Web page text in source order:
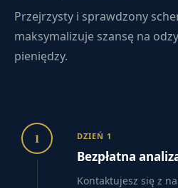
Przejrzysty i sprawdzony
maksymalizuje szansę na
pieniędzy.
1 DZIEŃ 1
Bezpłatna
Kontaktujesz się z